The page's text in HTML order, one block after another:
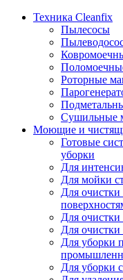
Техника Cleanfix
Пылесосы
Роторные
Сушильные
Моющие и
Готовые
уборки
Для
Для мойки
Для очистки
Для очистки
Для очистки
Для уборки
Для уборки